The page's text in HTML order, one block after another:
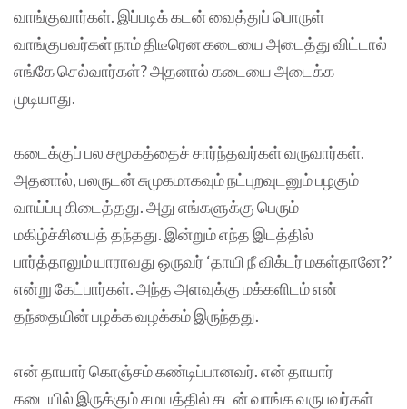
வாங்குவார்கள். இப்படிக் கடன் வைத்துப் பொருள்
வாங்குபவர்கள் நாம் திடீரென கடையை அடைத்து விட்டால்
எங்கே செல்வார்கள்? அதனால் கடையை அடைக்க
முடியாது.
கடைக்குப் பல சமூகத்தைச் சார்ந்தவர்கள் வருவார்கள்.
அதனால், பலருடன் சுமுகமாகவும் நட்புறவுடனும் பழகும்
வாய்ப்பு கிடைத்தது. அது எங்களுக்கு பெரும்
மகிழ்ச்சியைத் தந்தது. இன்றும் எந்த இடத்தில்
பார்த்தாலும் யாராவது ஒருவர் ‘தாயி நீ விக்டர் மகள்தானே?’
என்று கேட்பார்கள். அந்த அளவுக்கு மக்களிடம் என்
தந்தையின் பழக்க வழக்கம் இருந்தது.
என் தாயார் கொஞ்சம் கண்டிப்பானவர். என் தாயார்
கடையில் இருக்கும் சமயத்தில் கடன் வாங்க வருபவர்கள்